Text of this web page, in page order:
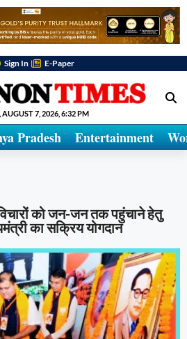
Sign In E-Paper
AUGUST 7, 2026, 6:32 PM
Pradesh Entertainment
को जन-जन तक पहुंचाने हेतु
का सक्रिय योगदान